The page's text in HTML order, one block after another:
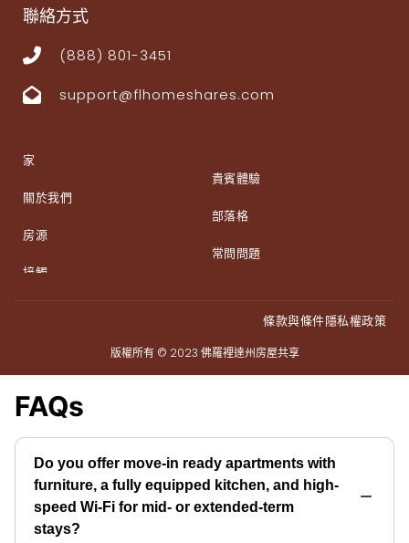
聯絡方式
(888) 801-3451
support@flhomeshares.com
家
關於我們
房源
接觸
貴賓體驗
部落格
常問問題
版權所有 © 2023 佛羅裡達州房屋共享
條款與條件隱私權政策